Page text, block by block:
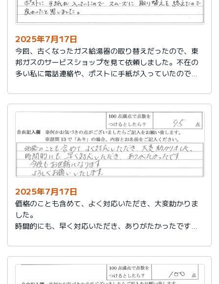
2025年7月17日
今回、古くなったガス給湯器の取り替えだったので、東
邦ガスのサービスショップを見て依頼しました。不在の
多い私に電話連絡や、ポストに手紙が入っていたので、
た。
2025年7月17日
価格のことも含めて、よく対応いただき、大変助かりま
した。
時間的にも、早く対応いただき、ありがたかったです。